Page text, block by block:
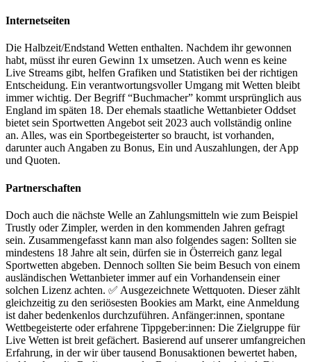
Internetseiten
Die Halbzeit/Endstand Wetten enthalten. Nachdem ihr gewonnen
habt, müsst ihr euren Gewinn 1x umsetzen. Auch wenn es keine
Live Streams gibt, helfen Grafiken und Statistiken bei der richtigen
Entscheidung. Ein verantwortungsvoller Umgang mit Wetten bleibt
immer wichtig. Der Begriff “Buchmacher” kommt ursprünglich aus
England im späten 18. Der ehemals staatliche Wettanbieter Oddset
bietet sein Sportwetten Angebot seit 2023 auch vollständig online
an. Alles, was ein Sportbegeisterter so braucht, ist vorhanden,
darunter auch Angaben zu Bonus, Ein und Auszahlungen, der App
und Quoten.
Partnerschaften
Doch auch die nächste Welle an Zahlungsmitteln wie zum Beispiel
Trustly oder Zimpler, werden in den kommenden Jahren gefragt
sein. Zusammengefasst kann man also folgendes sagen: Sollten sie
mindestens 18 Jahre alt sein, dürfen sie in Österreich ganz legal
Sportwetten abgeben. Dennoch sollten Sie beim Besuch von einem
ausländischen Wettanbieter immer auf ein Vorhandensein einer
solchen Lizenz achten. ✅ Ausgezeichnete Wettquoten. Dieser zählt
gleichzeitig zu den seriösesten Bookies am Markt, eine Anmeldung
ist daher bedenkenlos durchzuführen. Anfänger:innen, spontane
Wettbegeisterte oder erfahrene Tippgeber:innen: Die Zielgruppe für
Live Wetten ist breit gefächert. Basierend auf unserer umfangreichen
Erfahrung, in der wir über tausend Bonusaktionen bewertet haben,